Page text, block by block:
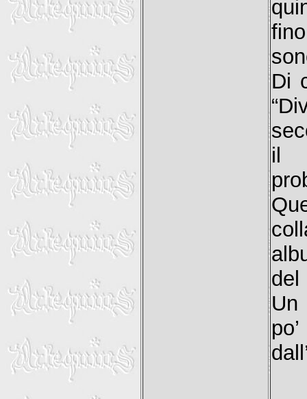
Di
il
del